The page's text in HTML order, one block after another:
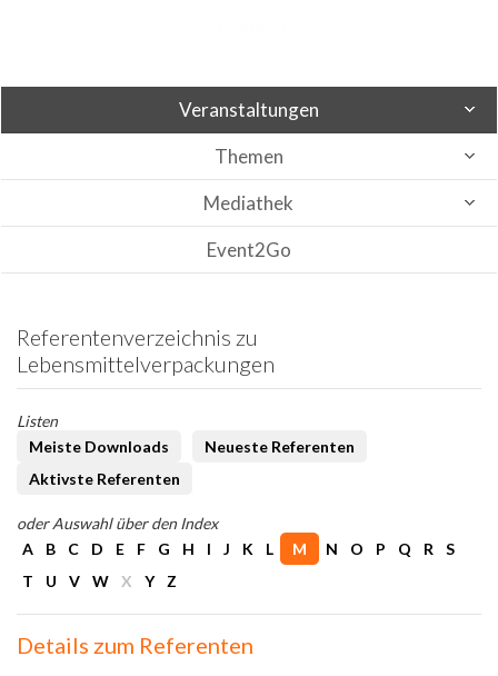
Veranstaltungen
Themen
Mediathek
Event2Go
Referentenverzeichnis zu
Lebensmittelverpackungen
Listen
Meiste Downloads
Neueste Referenten
Aktivste Referenten
oder Auswahl über den Index
A
B C D E F G H I J K L M N O P Q R
S
T
U V W X Y Z
Details zum Referenten